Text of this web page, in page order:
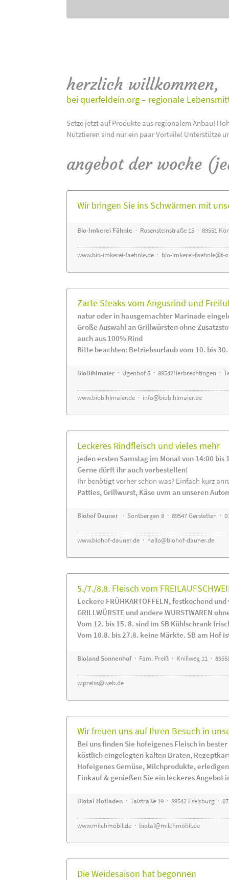
herzlich willkommen,
bei querfeldein.org – regionale
Setze jetzt auf Produkte aus regionalem Anbau!
Nutztieren sind nur ein paar Vorteile! Unterstütze
angebot der woche
Wir bringen Sie ins Schwärmen mit
Bio-Imkerei Fähnle · Rosensteinstraße 15 · 89551
www.bio-imkerei-faehnle.de · bio-imkerei-faehnle@t-
Zarte Steaks vom Angusrind und
natur oder in hausgemachter Marinade
Große Auswahl an Grillwürsten ohne
auch aus 100% Rind
Bitte beachten: Betriebsurlaub vom 10. bis
BioBihlmaier · Ugenhof 5 · 89542Herbrechtingen ·
www.biobihlmaier.de · info@biobihlmaier.de
Leckeres Rindfleisch und vieles mehr
jeden ersten Samstag im Monat von 14:00 bis
Gerne dürft ihr auch vorbestellen!
Ihr benötigt vorher schon was? Einfach kurz
Patties, Grillwurst, Käse uvm an unseren
Biohof Dauner · Sontbergen 8 · 89547 Gerstetten ·
www.biohof-dauner.de · hallo@biohof-dauner.de
5./7./8.8. Fleisch vom
Leckere FRÜHKARTOFFELN, festkochend
GRILLWÜRSTE und andere WURSTWAREN
Vom 12. bis 15. 8. sind im SB Kühlschrank
Vom 10.8. bis 27.8. keine Märkte. SB am Hof
Bioland Sonnenhof· Fam. Preiß · Knillweg 11 ·
w.preiss@web.de
Wir freuen uns auf Ihren Besuch in
Bei uns finden Sie hofeigenes Fleisch in
köstlich eingelegten kalten Braten,
Hofeigenes Gemüse, Milchprodukte,
Einkauf & genießen Sie ein leckeres Angebot
Biotal Hofladen · Talstraße 19 · 89542 Eselsburg ·
www.milchmobil.de · biotal@milchmobil.de
Die Weidesaison hat begonnen